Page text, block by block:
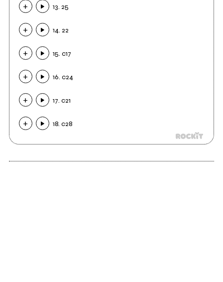
13. 25
14. 22
15. c17
16. c24
17. c21
18. c28